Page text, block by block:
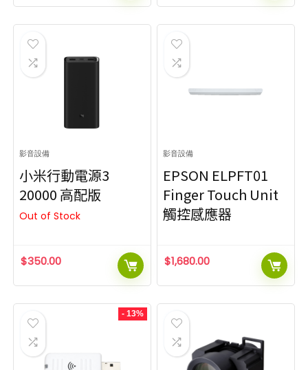
影音設備
小米行動電源3
20000 高配版
Out of Stock
$350.00
影音設備
EPSON ELPFT01
Finger Touch Unit
觸控感應器
$1,680.00
- 13%